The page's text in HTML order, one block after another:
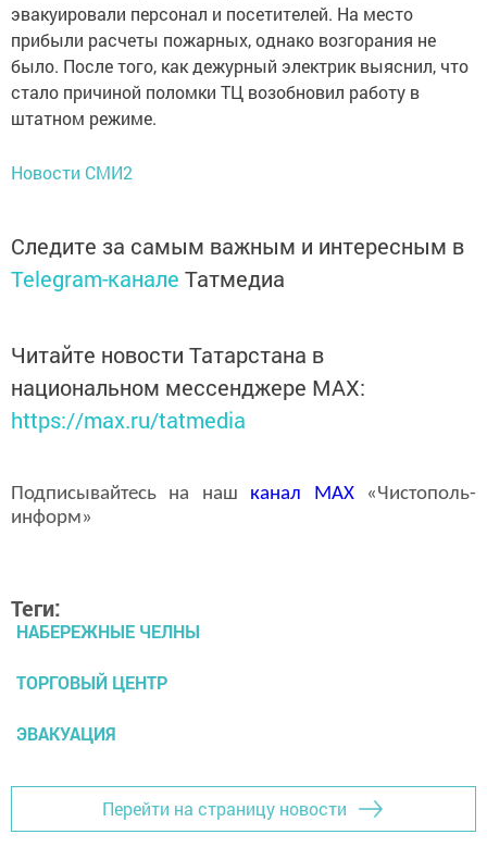
эвакуировали персонал и посетителей. На место
прибыли расчеты пожарных, однако возгорания не
было. После того, как дежурный электрик выяснил, что
стало причиной поломки ТЦ возобновил работу в
штатном режиме.
Новости СМИ2
Следите за самым важным и интересным в
Telegram-канале Татмедиа
Читайте новости Татарстана в
национальном мессенджере MАХ:
https://max.ru/tatmedia
Подписывайтесь на наш канал MAX«Чистополь-
информ»
Теги:
НАБЕРЕЖНЫЕ ЧЕЛНЫ
ТОРГОВЫЙ ЦЕНТР
ЭВАКУАЦИЯ
Перейти на страницу новости